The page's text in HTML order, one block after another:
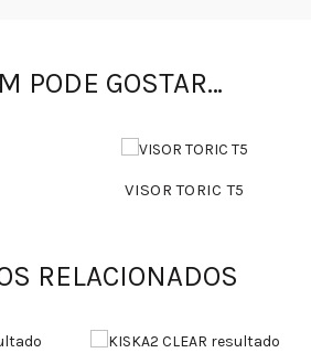
PODE GOSTAR…
VISOR TORIC T5
RELACIONADOS